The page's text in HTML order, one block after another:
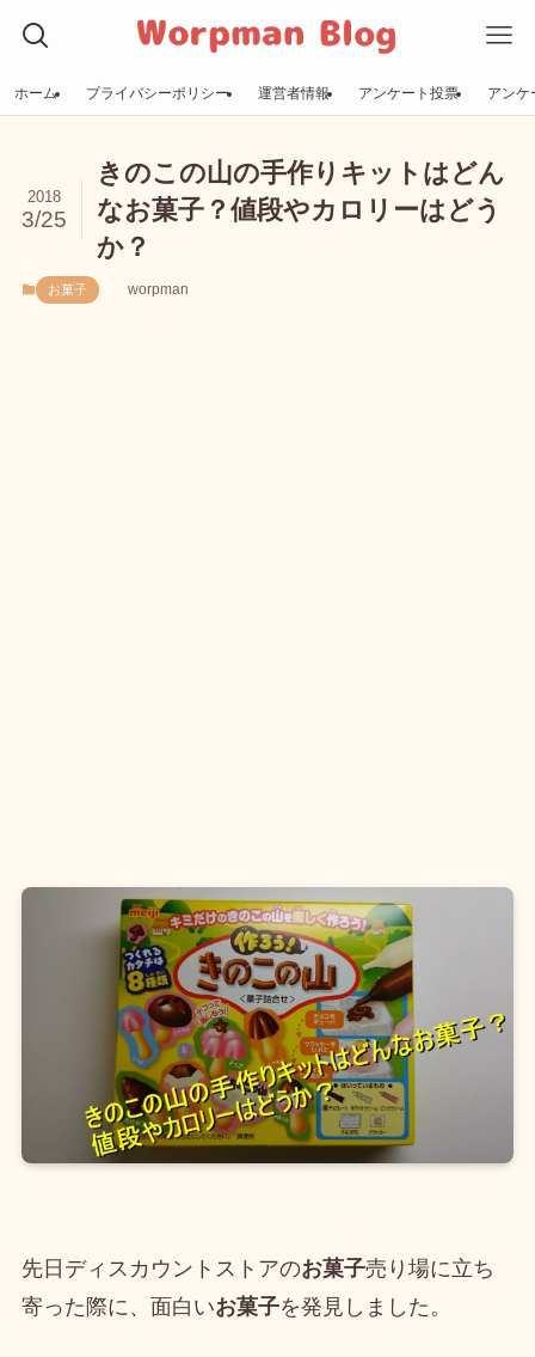
ホーム プライバシーポリシー 運営者情報 アンケート投票 アンケ
きのこの山の手作りキットはどん
なお菓子？値段やカロリーはどう
か？
2018
3/25
お菓子 worpman
先日ディスカウントストアのお菓子売り場に立ち
寄った際に、面白いお菓子を発見しました。